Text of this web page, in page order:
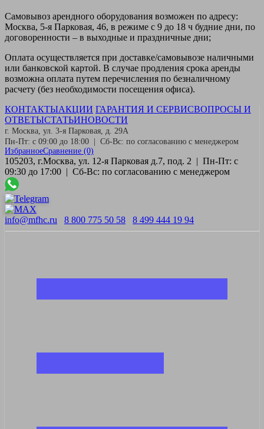
Самовывоз арендного оборудования возможен по адресу:
Москва, 5-я Парковая, 46, в режиме с 9 до 18 ч будние дни, по
договоренности – в выходные и праздничные дни;
Оплата осуществляется при доставке/самовывозе наличными
или банковской картой. В случае продления срока аренды
возможна оплата путем перечисления по безналичному
расчету (без необходимости посещения офиса).
КОНТАКТЫАКЦИИ ГАРАНТИЯ И СЕРВИСВОПРОСЫ И
ОТВЕТЫСТАТЬИНОВОСТИ
г. Москва, ул. 3-я Парковая, д. 29А
Пн-Пт: с 09:00 до 18:00 | Сб-Вс: по согласованию с менеджером
ИзбранноеСравнение (0)
105203, г.Москва, ул. 12-я Парковая д.7, под. 2 | Пн-Пт: с
09:30 до 17:00 | Сб-Вс: по согласованию с менеджером
info@mfhc.ru 8 800 775 50 58 8 499 444 19 94